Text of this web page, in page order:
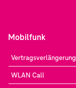
Mobilfunk
Vertragsverlängerung
WLAN Call